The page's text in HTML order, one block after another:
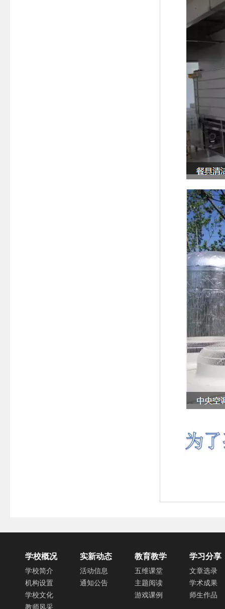
学校概况
学校简介
机构设置
学校文化
教师风采
实新动态
活动信息
通知公告
教育教学
五维课堂
主题阅读
游戏课例
学习分享
文章选录
学术成果
师生作品